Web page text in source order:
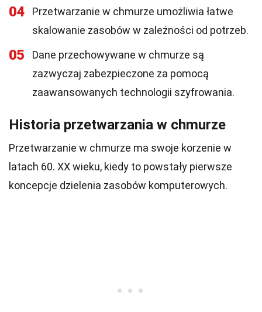
04
Przetwarzanie w chmurze umożliwia łatwe
skalowanie zasobów w zależności od potrzeb.
05
Dane przechowywane w chmurze są
zazwyczaj zabezpieczone za pomocą
zaawansowanych technologii szyfrowania.
Historia przetwarzania w chmurze
Przetwarzanie w chmurze ma swoje korzenie w
latach 60. XX wieku, kiedy to powstały pierwsze
koncepcje dzielenia zasobów komputerowych.